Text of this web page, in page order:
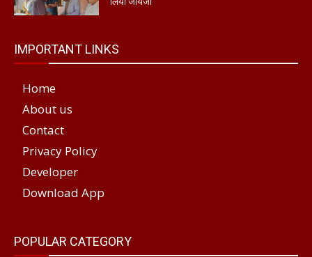
IMPORTANT LINKS
Home
About us
Contact
Privacy Policy
Developer
Download App
POPULAR CATEGORY